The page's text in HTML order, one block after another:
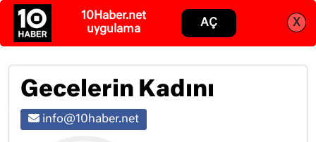
Abone ol Giriş
Gecelerin Kadını
info@10haber.net